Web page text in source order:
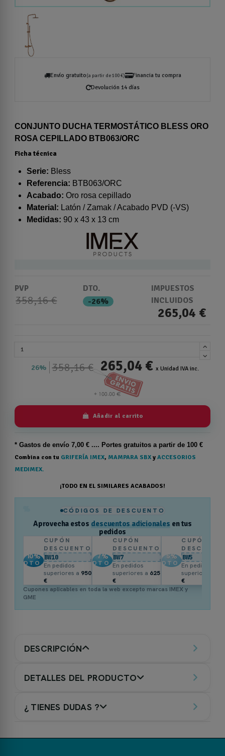
Envío gratuito(a partir de 100 €)
Financia tu compra
Devolución 14 días
CONJUNTO DUCHA TERMOSTÁTICO BLESS ORO
ROSA CEPILLADO BTB063/ORC
Ficha técnica
Serie: Bless
Referencia: BTB063/ORC
Acabado: Oro rosa cepillado
Material: Latón / Zamak / Acabado PVD (-VS)
Medidas: 90 x 43 x 13 cm
PVP
358,16 €
DTO.
-26%
IMPUESTOS
INCLUIDOS
265,04 €
26% 358,16 € 265,04 € x Unidad IVA inc.
Añadir al carrito
* Gastos de envío 7,00 € .... Portes gratuitos a partir de 100 €
Combina con tu GRIFERÍA IMEX, MAMPARA SBX y ACCESORIOS
MEDIMEX.
¡TODO EN EL SIMILARES ACABADOS!
CÓDIGOS DE DESCUENTO
Aprovecha estos descuentos adicionales en tus
pedidos
10%
DTO.
CUPÓN
DESCUENTO
BW10
En pedidos
superiores a 950
€
7%
DTO.
CUPÓN
DESCUENTO
BW7
En pedidos
superiores a 625
€
5%
DTO.
CUPÓN
BW5
En pedidos
superiores a
€
Cupones aplicables en toda la web excepto marcas IMEX y
GME
DESCRIPCIÓN
DETALLES DEL PRODUCTO
¿ TIENES DUDAS ?